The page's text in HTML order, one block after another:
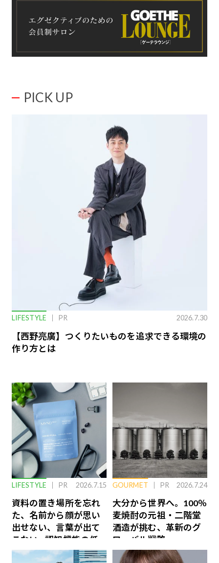
PICK UP
LIFESTYLE PR 2026.7.30
【西野亮廣】つくりたいものを追求できる環境の
作り方とは
LIFESTYLE PR 2026.7.15
資料の置き場所を忘れ
た、名前から顔が思い
出せない、言葉が出て
こない…認知機能の低
下を救う、脳のインナ
GOURMET PR 2026.7.24
大分から世界へ。100％
麦焼酎の元祖・二階堂
酒造が挑む、革新のグ
ローバル戦略